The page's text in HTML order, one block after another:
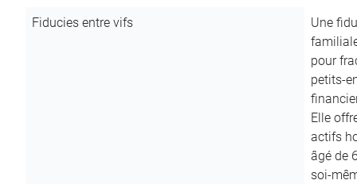
Fiducies entre vifs
Une
pour
petits-
Elle
actifs
âgé de
soi-